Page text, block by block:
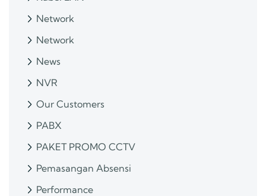
Network
Network
News
NVR
Our Customers
PABX
PAKET PROMO CCTV
Pemasangan Absensi
Performance